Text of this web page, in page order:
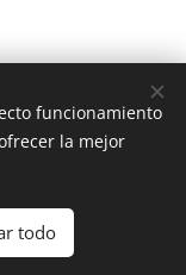
los derechos
funcionamiento
la mejor
todo